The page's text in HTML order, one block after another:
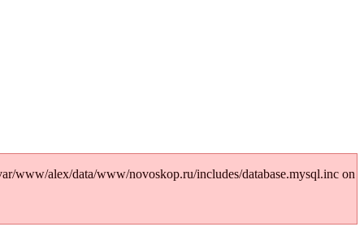
www/alex/data/www/novoskop.ru/includes/database.mysql.inc on